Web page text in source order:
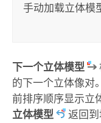
手动加载立体模
下一个立体模型
的下一个立体像对
前排序顺序显示立
立体模型
返回到